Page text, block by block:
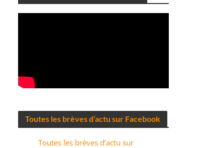
Toutes les brèves d’actu sur Facebook
Toutes les brèves d’actu sur